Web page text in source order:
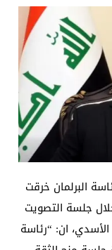
البرلمان خرقت
جلسة التصويت
ان: “رئاسة